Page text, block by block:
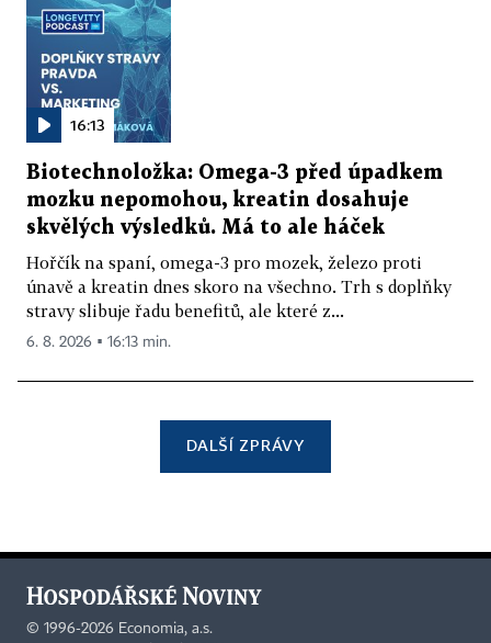
16:13
Biotechnoložka: Omega-3 před úpadkem
mozku nepomohou, kreatin dosahuje
skvělých výsledků. Má to ale háček
Hořčík na spaní, omega-3 pro mozek, železo proti
únavě a kreatin dnes skoro na všechno. Trh s doplňky
stravy slibuje řadu benefitů, ale které z...
6. 8. 2026 ▪ 16:13 min.
DALŠÍ ZPRÁVY
© 1996-2026 Economia, a.s.